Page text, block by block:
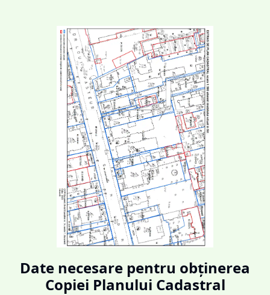
Date necesare pentru obținerea
Copiei Planului Cadastral